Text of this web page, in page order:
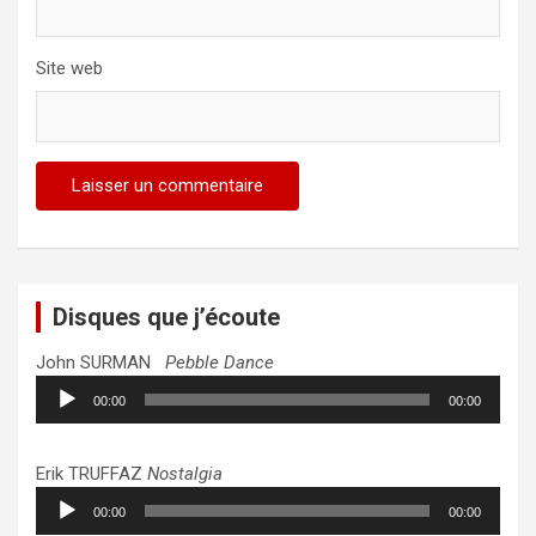
Site web
Disques que j’écoute
John SURMAN Pebble Dance
Lecteur
audio
00:00 00:00
Erik TRUFFAZ Nostalgia
Lecteur
audio
00:00 00:00